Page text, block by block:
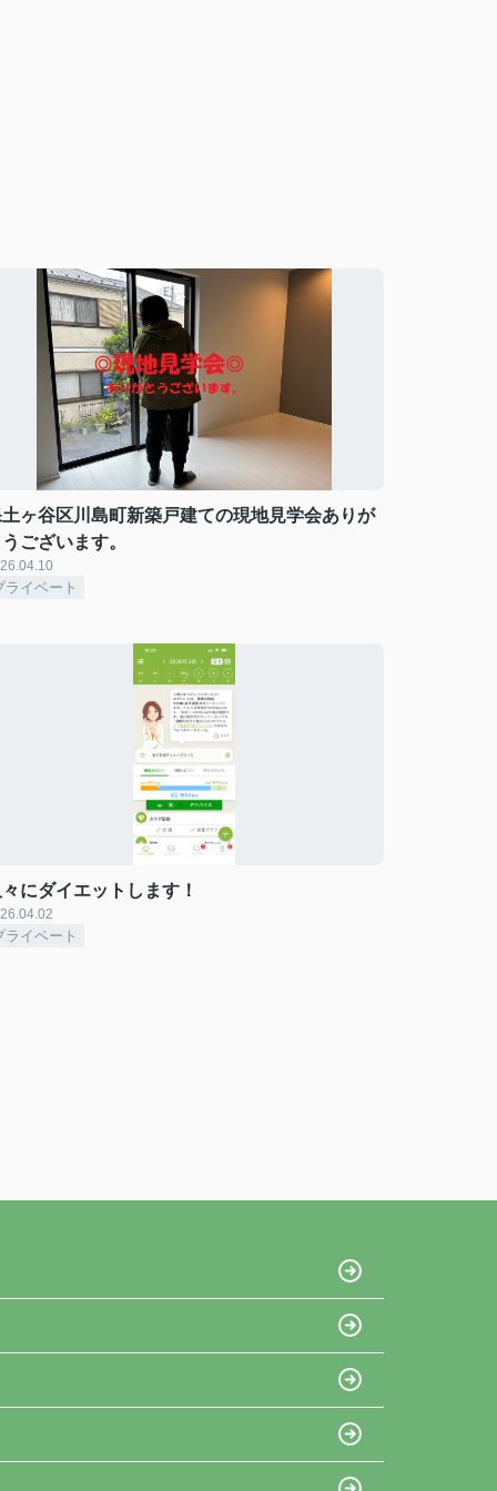
ヶ谷区川島町新築戸建ての現地見学会ありが
ございます。
ライベート
にダイエットします！
ライベート